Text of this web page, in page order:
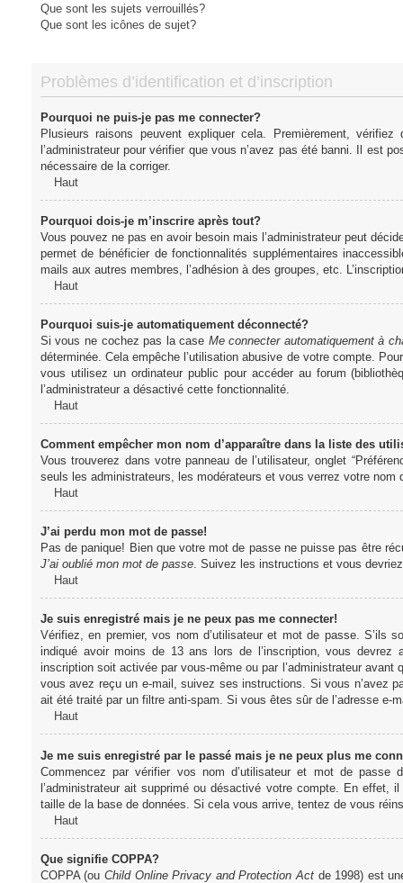
Que sont les sujets verrouillés?
Que sont les icônes de sujet?
Problèmes d’identification et d’inscription
Pourquoi ne puis-je pas me connecter?
Plusieurs raisons peuvent expliquer cela. Premièrement,
l’administrateur pour vérifier que vous n’avez pas été banni. Il est
nécessaire de la corriger.
Haut
Pourquoi dois-je m’inscrire après tout?
Vous pouvez ne pas en avoir besoin mais l’administrateur peut
permet de bénéficier de fonctionnalités supplémentaires
mails aux autres membres, l’adhésion à des groupes, etc.
Haut
Pourquoi suis-je automatiquement déconnecté?
Si vous ne cochez pas la case Me connecter automatiquement à
déterminée. Cela empêche l’utilisation abusive de votre compte.
vous utilisez un ordinateur public pour accéder au forum
l’administrateur a désactivé cette fonctionnalité.
Haut
Comment empêcher mon nom d’apparaître dans la liste des
Vous trouverez dans votre panneau de l’utilisateur, onglet
seuls les administrateurs, les modérateurs et vous verrez votre
Haut
J’ai perdu mon mot de passe!
Pas de panique! Bien que votre mot de passe ne puisse pas être
J’ai oublié mon mot de passe. Suivez les instructions et vous
Haut
Je suis enregistré mais je ne peux pas me connecter!
Vérifiez, en premier, vos nom d’utilisateur et mot de passe.
indiqué avoir moins de 13 ans lors de l’inscription, vous
inscription soit activée par vous-même ou par l’administrateur
vous avez reçu un e-mail, suivez ses instructions. Si vous n’avez
ait été traité par un filtre anti-spam. Si vous êtes sûr de l’adresse e-
Haut
Je me suis enregistré par le passé mais je ne peux plus me
Commencez par vérifier vos nom d’utilisateur et mot de
l’administrateur ait supprimé ou désactivé votre compte. En effet,
taille de la base de données. Si cela vous arrive, tentez de vous
Haut
Que signifie COPPA?
COPPA (ouChild Online Privacy and Protection Act de 1998) est